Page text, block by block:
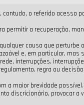
contudo, o referido
permitir a recuperação,
causa que
e, em particular,
interrupções,
regra ou
a maior brevidade
discricionário, provocar a